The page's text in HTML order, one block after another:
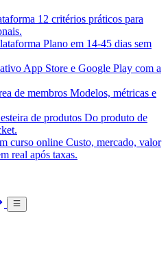
12 critérios práticos para
Plano em 14-45 dias sem
App Store e Google Play com a
de membros Modelos, métricas e
de produtos Do produto de
curso online Custo, mercado, valor
real após taxas.